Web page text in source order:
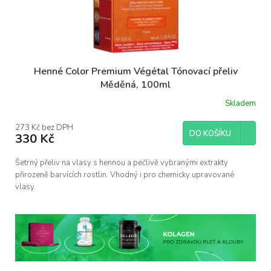
Henné Color Premium Végétal Tónovací přeliv
Měděná, 100ml
Skladem
273 Kč bez DPH
330 Kč DO KOŠÍKU
Šetrný přeliv na vlasy s hennou a pečlivě vybranými extrakty
přirozeně barvících rostlin. Vhodný i pro chemicky upravované
vlasy.